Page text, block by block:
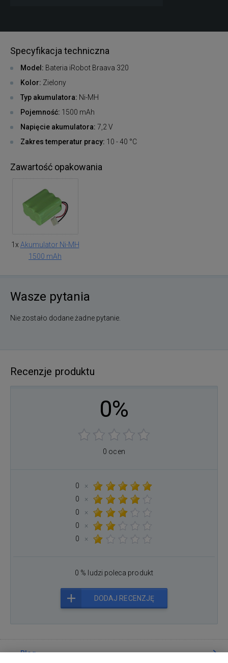
Specyfikacja techniczna
Model: Bateria iRobot Braava 320
Kolor: Zielony
Typ akumulatora: Ni-MH
Pojemność: 1500 mAh
Napięcie akumulatora: 7,2 V
Zakres temperatur pracy: 10 - 40 °C
Zawartość opakowania
1x Akumulator Ni-MH
1500 mAh
Wasze pytania
Nie zostało dodane żadne pytanie.
Recenzje produktu
0%
0 ocen
0
×
0
×
0
×
0
×
0
×
0 % ludzi poleca produkt
DODAJ RECENZJĘ
Blog